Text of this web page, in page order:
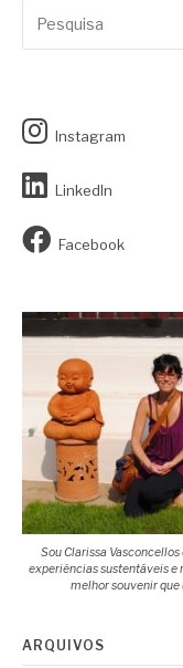
por:
Instagram
LinkedIn
Facebook
Sou Clarissa
experiências sustentáveis e
melhor souvenir
ARQUIVOS